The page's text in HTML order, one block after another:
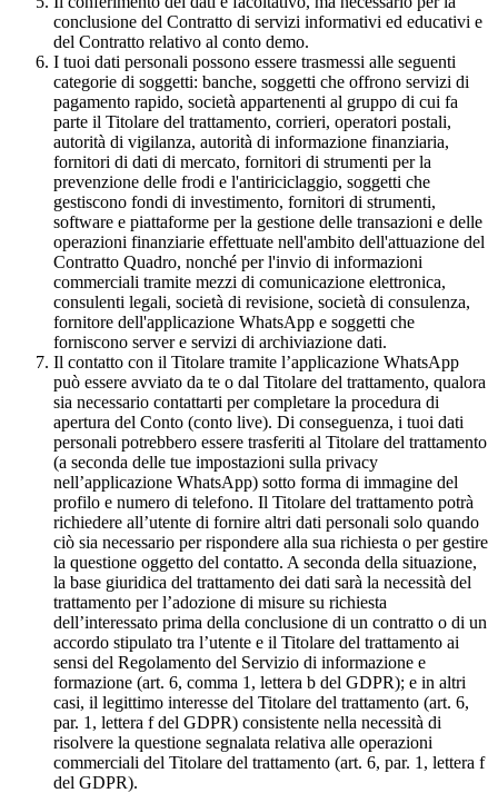
conclusione del Contratto di servizi informativi ed educativi e
del Contratto relativo al conto demo.
I tuoi dati personali possono essere trasmessi alle seguenti
categorie di soggetti: banche, soggetti che offrono servizi di
pagamento rapido, società appartenenti al gruppo di cui fa
parte il Titolare del trattamento, corrieri, operatori postali,
autorità di vigilanza, autorità di informazione finanziaria,
fornitori di dati di mercato, fornitori di strumenti per la
prevenzione delle frodi e l'antiriciclaggio, soggetti che
gestiscono fondi di investimento, fornitori di strumenti,
software e piattaforme per la gestione delle transazioni e delle
operazioni finanziarie effettuate nell'ambito dell'attuazione del
Contratto Quadro, nonché per l'invio di informazioni
commerciali tramite mezzi di comunicazione elettronica,
consulenti legali, società di revisione, società di consulenza,
fornitore dell'applicazione WhatsApp e soggetti che
forniscono server e servizi di archiviazione dati.
Il contatto con il Titolare tramite l’applicazione WhatsApp
può essere avviato da te o dal Titolare del trattamento, qualora
sia necessario contattarti per completare la procedura di
apertura del Conto (conto live). Di conseguenza, i tuoi dati
personali potrebbero essere trasferiti al Titolare del trattamento
(a seconda delle tue impostazioni sulla privacy
nell’applicazione WhatsApp) sotto forma di immagine del
profilo e numero di telefono. Il Titolare del trattamento potrà
richiedere all’utente di fornire altri dati personali solo quando
ciò sia necessario per rispondere alla sua richiesta o per gestire
la questione oggetto del contatto. A seconda della situazione,
la base giuridica del trattamento dei dati sarà la necessità del
trattamento per l’adozione di misure su richiesta
dell’interessato prima della conclusione di un contratto o di un
accordo stipulato tra l’utente e il Titolare del trattamento ai
sensi del Regolamento del Servizio di informazione e
formazione (art. 6, comma 1, lettera b del GDPR); e in altri
casi, il legittimo interesse del Titolare del trattamento (art. 6,
par. 1, lettera f del GDPR) consistente nella necessità di
risolvere la questione segnalata relativa alle operazioni
commerciali del Titolare del trattamento (art. 6, par. 1, lettera f
del GDPR).